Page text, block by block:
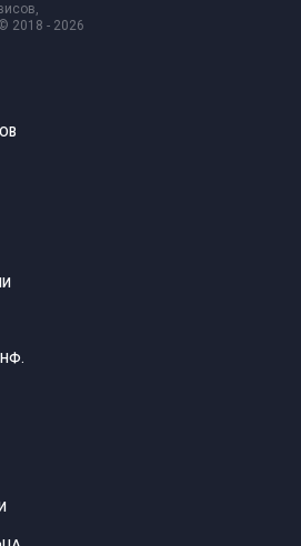
2018 - 2026